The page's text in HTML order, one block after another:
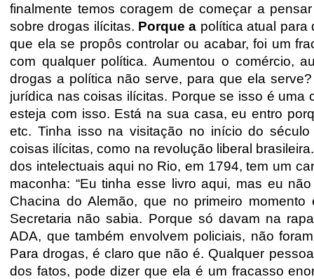
finalmente temos coragem de começar a
sobre drogas ilícitas. Porque a política atual para
que ela se propôs controlar ou acabar, foi um
com qualquer política. Aumentou o comércio,
drogas a política não serve, para que ela
jurídica nas coisas ilícitas. Porque se isso é uma
esteja com isso. Está na sua casa, eu entro
etc. Tinha isso na visitação no início do
coisas ilícitas, como na revolução liberal
dos intelectuais aqui no Rio, em 1794, tem um
maconha: “Eu tinha esse livro aqui, mas eu
Chacina do Alemão, que no primeiro
Secretaria não sabia. Porque só davam na
ADA, que também envolvem policiais, não
Para drogas, é claro que não é. Qualquer
dos fatos, pode dizer que ela é um fracasso